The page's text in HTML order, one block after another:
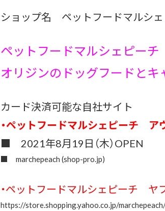
ショップ名 ペットフードマルシェ
ペットフードマルシェピー
オリジンのドッグフードと
カード決済可能な自社サイト
・ペットフードマルシェピーチ ア
■ 2021年8月19日（木）OPEN
■ marchepeach (shop-pro.jp)
・ペットフードマルシェピーチ ヤ
https://store.shopping.yahoo.co.jp/